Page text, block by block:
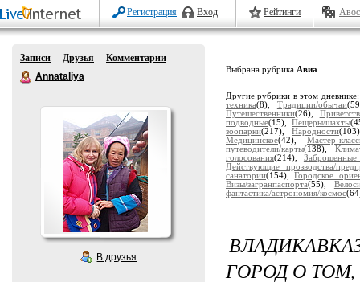
Регистрация Вход Рейтинги
Записи Друзья
Комментарии
Annataliya
В друзья
Выбрана рубрика Авиа
Другие рубрики в этом
техника(8), Традиции/обычаи
Путешественники(26),
подводные(15), Пещеры/шахты
зоопарки(217), Народности
Медицинское(42), Мастер-
путеводители/карты(138),
голосования(214), Заброшенные
Действующие прозводства/
санатории(154),Городское
Визы/загранпаспорта(55),
фантастика/астрономия/космос
ГОРОД О